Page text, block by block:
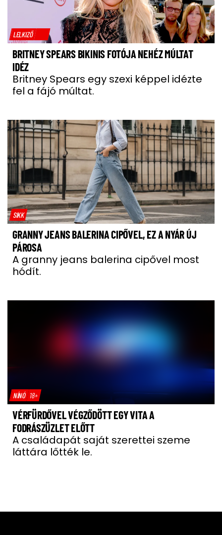
LELKIZŐ
BRITNEY SPEARS BIKINIS FOTÓJA NEHÉZ MÚLTAT
IDÉZ
Britney Spears egy szexi képpel idézte
fel a fájó múltat.
SIKK
GRANNY JEANS BALERINA CIPŐVEL, EZ A NYÁR ÚJ
PÁROSA
A granny jeans balerina cipővel most
hódít.
NÍNÓ 18+
VÉRFÜRDŐVEL VÉGZŐDÖTT EGY VITA A
FODRÁSZÜZLET ELŐTT
A családapát saját szerettei szeme
láttára lőtték le.